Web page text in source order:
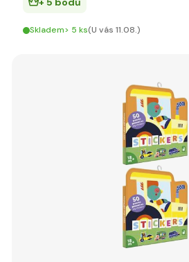
Skladem> 5 ks(U vás 11.08.)